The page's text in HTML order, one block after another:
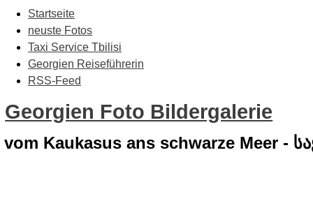
Startseite
neuste Fotos
Taxi Service Tbilisi
Georgien Reiseführerin
RSS-Feed
Georgien Foto Bildergalerie
vom Kaukasus ans schwarze Meer -